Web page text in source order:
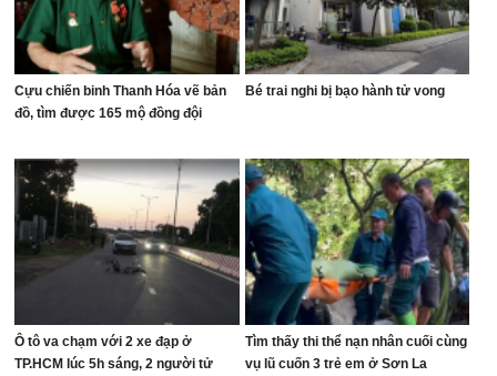
Cựu chiến binh Thanh Hóa vẽ bản
đồ, tìm được 165 mộ đồng đội
Bé trai nghi bị bạo hành tử vong
Ô tô va chạm với 2 xe đạp ở
TP.HCM lúc 5h sáng, 2 người tử
Tìm thấy thi thể nạn nhân cuối cùng
vụ lũ cuốn 3 trẻ em ở Sơn La